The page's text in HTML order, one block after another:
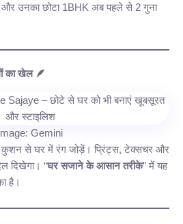
और उनका छोटा 1BHK अब पहले से 2 गुना
का खेल 🪶
Image: Gemini
कुशन से घर में रंग जोड़ें। प्रिंट्स, टेक्सचर और
दिखेगा। “घर सजाने के आसान तरीके” में यह
है।